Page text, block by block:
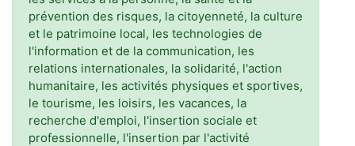
prévention des risques, la citoyenneté, la culture
et le patrimoine local, les technologies de
l'information et de la communication, les
relations internationales, la solidarité, l'action
humanitaire, les activités physiques et sportives,
le tourisme, les loisirs, les vacances, la
recherche d'emploi, l'insertion sociale et
professionnelle, l'insertion par l'activité